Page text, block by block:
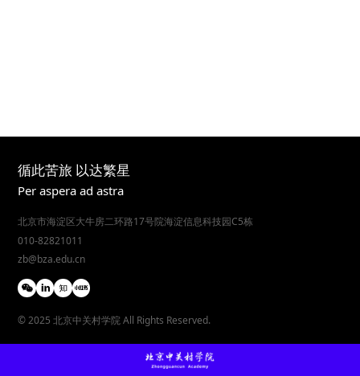
循此苦旅 以达繁星
Per aspera ad astra
北京市海淀区大牛房二环路17号院海淀信息科技园C5栋
010-82821011
zb@bza.edu.cn
© 2025 北京中关村学院 All Rights Reserved.